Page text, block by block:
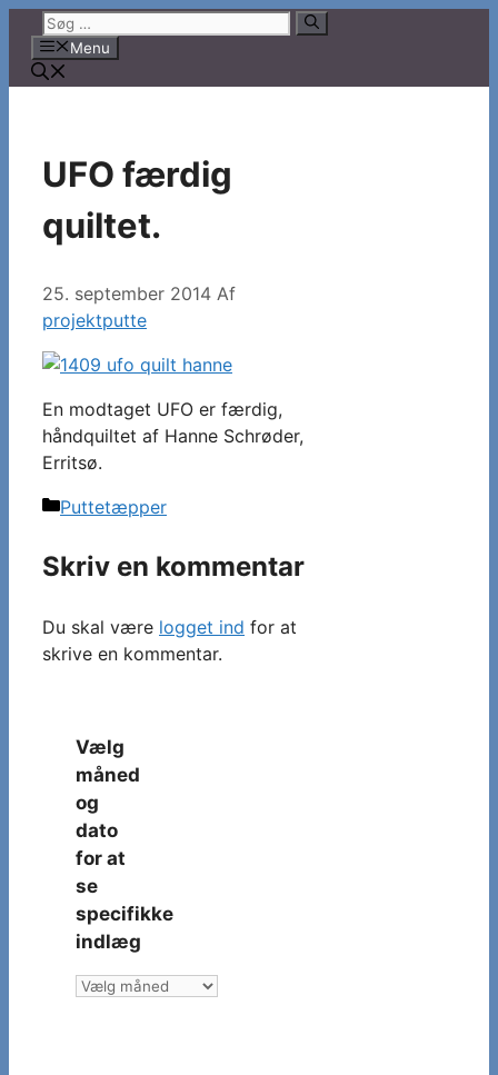
indhold
Søg
efter:Menu
UFO færdig
quiltet.
25. september 2014 Af
projektputte
En modtaget UFO er færdig,
håndquiltet af Hanne Schrøder,
Erritsø.
Kategorier
Puttetæpper
Skriv en kommentar
Du skal være logget ind for at
skrive en kommentar.
Vælg
måned
og
dato
for at
se
specifikke
indlæg
Vælg